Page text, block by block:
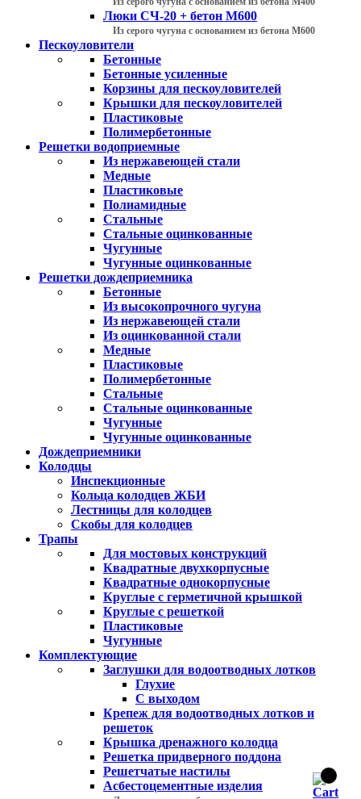
Люки СЧ-20 + бетон М600
Из серого чугуна с основанием из бетона М600
Пескоуловители
Бетонные
Бетонные усиленные
Корзины для пескоуловителей
Крышки для пескоуловителей
Пластиковые
Полимербетонные
Решетки водоприемные
Из нержавеющей стали
Медные
Пластиковые
Полиамидные
Стальные
Стальные оцинкованные
Чугунные
Чугунные оцинкованные
Решетки дождеприемника
Бетонные
Из высокопрочного чугуна
Из нержавеющей стали
Из оцинкованной стали
Медные
Пластиковые
Полимербетонные
Стальные
Стальные оцинкованные
Чугунные
Чугунные оцинкованные
Дождеприемники
Колодцы
Инспекционные
Кольца колодцев ЖБИ
Лестницы для колодцев
Скобы для колодцев
Трапы
Для мостовых конструкций
Квадратные двухкорпусные
Квадратные однокорпусные
Круглые с герметичной крышкой
Круглые с решеткой
Пластиковые
Чугунные
Комплектующие
Заглушки для водоотводных лотков
Глухие
С выходом
Крепеж для водоотводных лотков и
решеток
Крышка дренажного колодца
Решетка придверного поддона
Решетчатые настилы
Асбестоцементные изделия